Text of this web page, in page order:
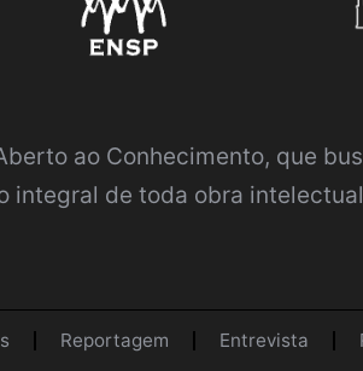
ao Conhecimento, que
de toda obra
Reportagem Entrevista